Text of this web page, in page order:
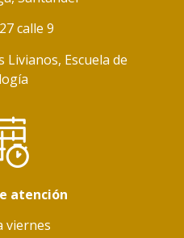
calle 9
Escuela de
atención
viernes